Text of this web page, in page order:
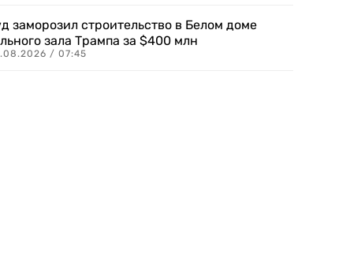
заморозил строительство в Белом доме
зала Трампа за $400 млн
/ 07:45